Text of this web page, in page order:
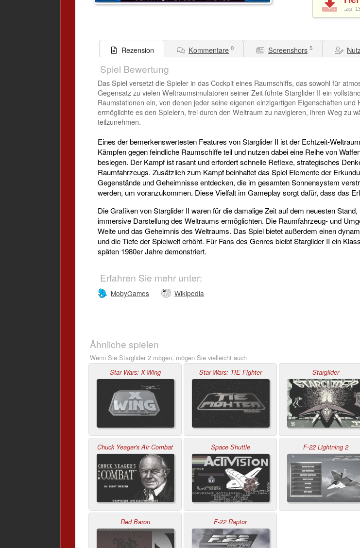
.zip,
Rezension Kommentare 0 Screenshors 5
Spiel Bewertung
Das Spiel versetzt die Spieler in das Cockpit eines Raumschiffs, das sowohl für
Gegensatz zu vielen Weltraumsimulatoren seiner Zeit führte Starglider II ein
Raumstationen ein, von denen jeder seine eigenen einzigartigen Eigenschaften
ermöglichte es den Spielern, frei durch den Weltraum zu navigieren, ihren Weg zu
teilzunehmen.
Eines der bemerkenswertesten Features von Starglider II ist der Echtzeit-
Kämpfen gegen feindliche Raumschiffe teil und nutzen dabei eine Reihe von
besiegen. Der Kampf ist rasant und erfordert schnelle Reflexe, strategisches
Raumfahrzeugs. Zusätzlich zum Kampf beinhaltet das Spiel Elemente der
Gegenstände und Geheimnisse entdecken, die im gesamten Sonnensystem
werden, um voranzukommen. Diese Vielfalt im Gameplay sorgt dafür, dass das
Die Grafiken von Starglider II waren für die damalige Zeit auf dem neuesten
immersive Darstellung des Weltraums ermöglichten. Die Raumfahrzeug- und
Weite und das Geheimnis des Weltraums. Das Spiel bietet außerdem einen
und die Tiefe der Spielwelt erhöht. Für Fans des Genres bleibt Starglider II ein
späten 1980er Jahre demonstriert.
Erfahren Sie mehr unter:
MobyGames Wikipedia
Ähnliche spielen
Wenn Sie Starglider 2 mögen, mögen Sie vielleicht auch
Star Wars: X-Wing Star Wars: TIE Fighter Starglider
Chuck Yeager's Air Combat Space Shuttle F-22 Lightning 2
Red Baron F-22 Raptor